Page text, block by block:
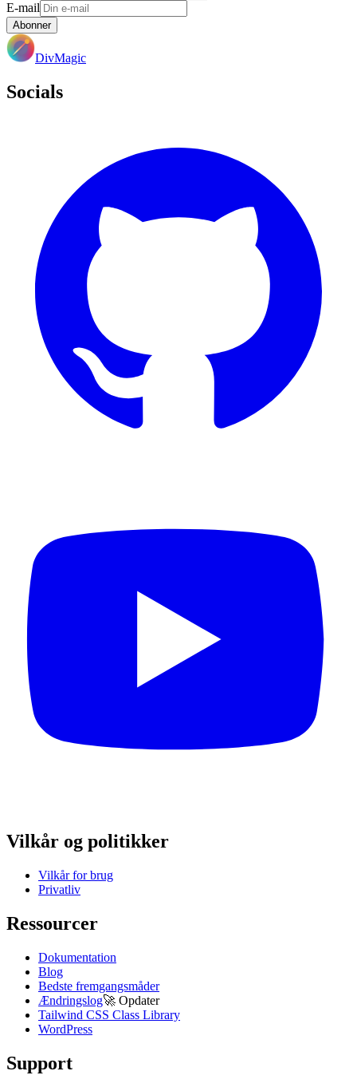
E-mail
Abonner
DivMagic
Socials
Vilkår og politikker
Vilkår for brug
Privatliv
Ressourcer
Dokumentation
Blog
Bedste fremgangsmåder
Ændringslog🚀 Opdater
Tailwind CSS Class Library
WordPress
Support